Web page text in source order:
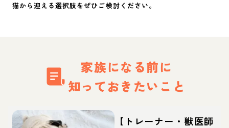
猫から迎える選択肢をぜひご検討ください。
家族になる前に
知っておきたいこと
【トレーナー・獣医師